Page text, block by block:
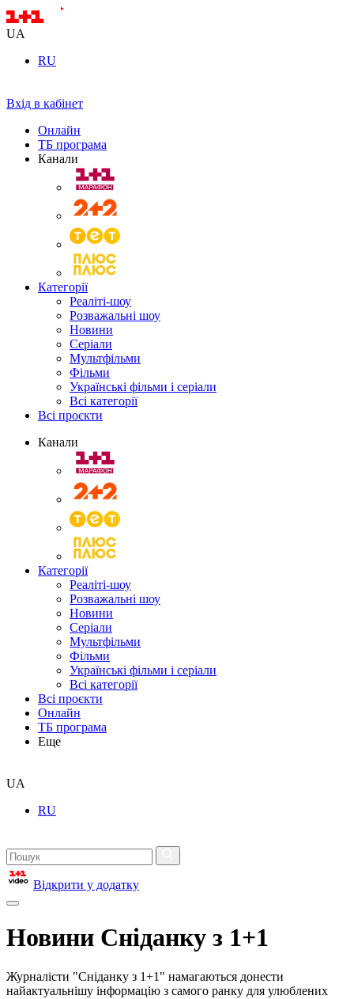
UA
RU
Вхід в кабінет
Онлайн
ТБ програма
Канали
Категорії
Реаліті-шоу
Розважальні шоу
Новини
Серіали
Мультфільми
Фільми
Українські фільми і серіали
Всі категорії
Всі проєкти
Канали
Категорії
Реаліті-шоу
Розважальні шоу
Новини
Серіали
Мультфільми
Фільми
Українські фільми і серіали
Всі категорії
Всі проєкти
Онлайн
ТБ програма
Еще
UA
RU
Відкрити у додатку
Новини Сніданку з 1+1
Журналісти "Сніданку з 1+1" намагаються донести
найактуальнішу інформацію з самого ранку для улюблених